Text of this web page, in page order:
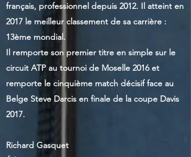
français, professionnel depuis 2012. Il atteint en
2017 le meilleur classement de sa carrière :
13ème mondial.
Il remporte son premier titre en simple sur le
circuit ATP au tournoi de Moselle 2016 et
remporte le cinquième match décisif face au
Belge Steve Darcis en finale de la coupe Davis
2017.
Richard Gasquet